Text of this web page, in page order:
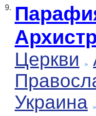
9.
Церкви
Украина